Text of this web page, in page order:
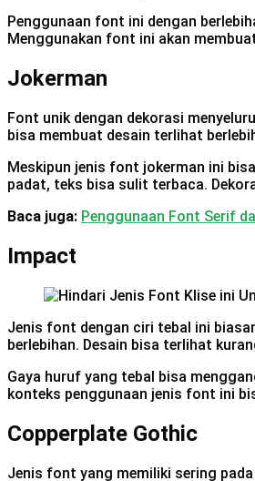
Penggunaan font ini dengan
Menggunakan font ini akan
Jokerman
Font unik dengan dekorasi
bisa membuat desain terlihat
Meskipun jenis font jokerman ini
padat, teks bisa sulit terbaca.
Baca juga: Penggunaan Font Serif
Impact
Jenis font dengan ciri tebal ini
berlebihan. Desain bisa terlihat
Gaya huruf yang tebal bisa
konteks penggunaan jenis font ini
Copperplate Gothic
Jenis font yang memiliki sering